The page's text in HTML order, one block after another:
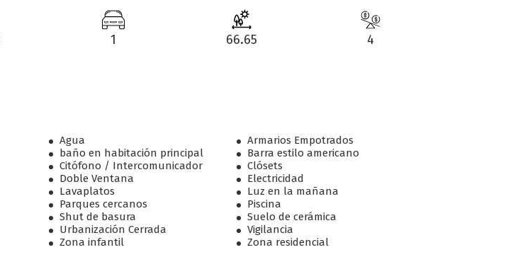
1 66.65 4
Agua
Armarios Empotrados
baño en habitación principal
Barra estilo americano
Citófono / Intercomunicador
Clósets
Doble Ventana
Electricidad
Lavaplatos
Luz en la mañana
Parques cercanos
Piscina
Shut de basura
Suelo de cerámica
Urbanización Cerrada
Vigilancia
Zona infantil
Zona residencial